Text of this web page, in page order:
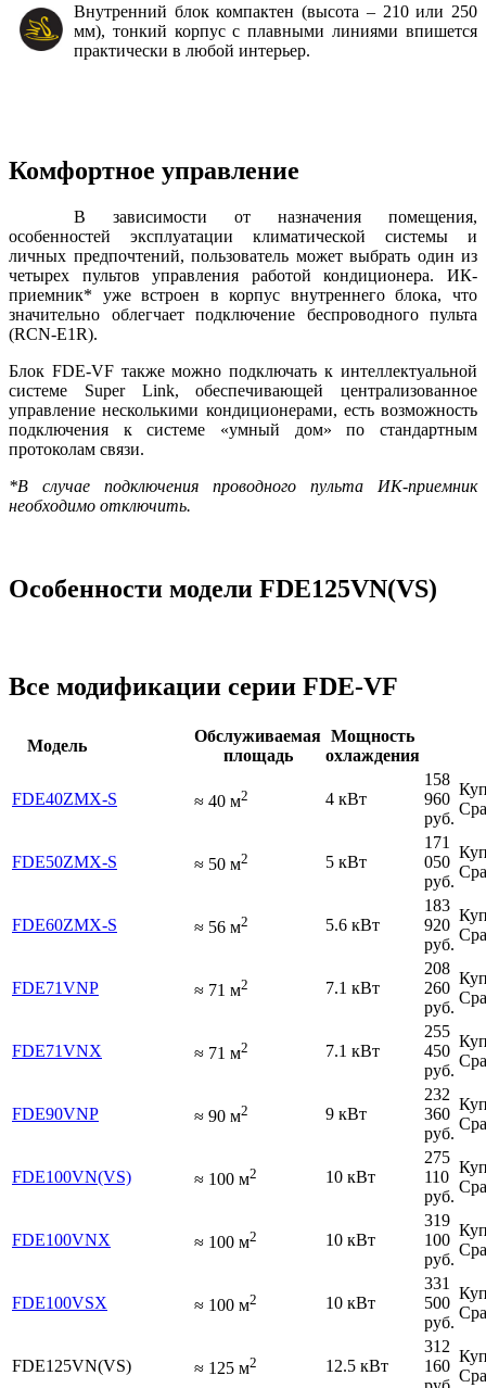
Внутренний блок компактен (высота – 210 или 250
мм), тонкий корпус с плавными линиями впишется
практически в любой интерьер.
Комфортное управление
В зависимости от назначения помещения,
особенностей эксплуатации климатической системы и
личных предпочтений, пользователь может выбрать один из
четырех пультов управления работой кондиционера. ИК-
приемник* уже встроен в корпус внутреннего блока, что
значительно облегчает подключение беспроводного пульта
(RCN-E1R).
Блок FDE-VF также можно подключать к интеллектуальной
системе Super Link, обеспечивающей централизованное
управление несколькими кондиционерами, есть возможность
подключения к системе «умный дом» по стандартным
протоколам связи.
*В случае подключения проводного пульта ИК-приемник
необходимо отключить.
Особенности модели FDE125VN(VS)
Все модификации серии FDE-VF
Модель
Обслуживаемая
площадь
Мощность
охлаждения
FDE40ZMX-S ≈ 40 м2 4 кВт
158
960
руб.
FDE50ZMX-S ≈ 50 м2 5 кВт
171
050
руб.
FDE60ZMX-S ≈ 56 м2 5.6 кВт
183
920
руб.
FDE71VNP ≈ 71 м2 7.1 кВт
208
260
руб.
FDE71VNX ≈ 71 м2 7.1 кВт
255
450
руб.
FDE90VNP ≈ 90 м2 9 кВт
232
360
руб.
FDE100VN(VS) ≈ 100 м2 10 кВт
275
110
руб.
FDE100VNX ≈ 100 м2 10 кВт
319
100
руб.
FDE100VSX ≈ 100 м2 10 кВт
331
500
руб.
FDE125VN(VS) ≈ 125 м2 12.5 кВт
312
160